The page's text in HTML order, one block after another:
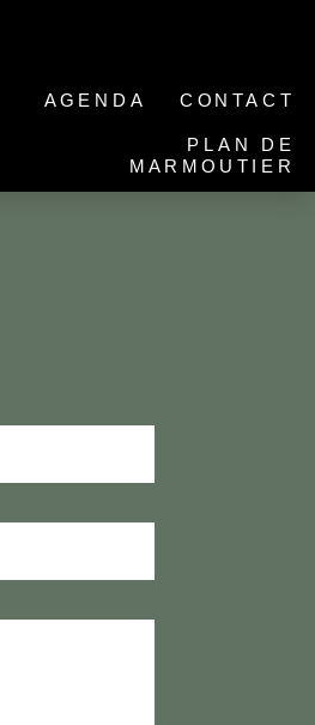
AGENDA CONTACT
PLAN DE
MARMOUTIER